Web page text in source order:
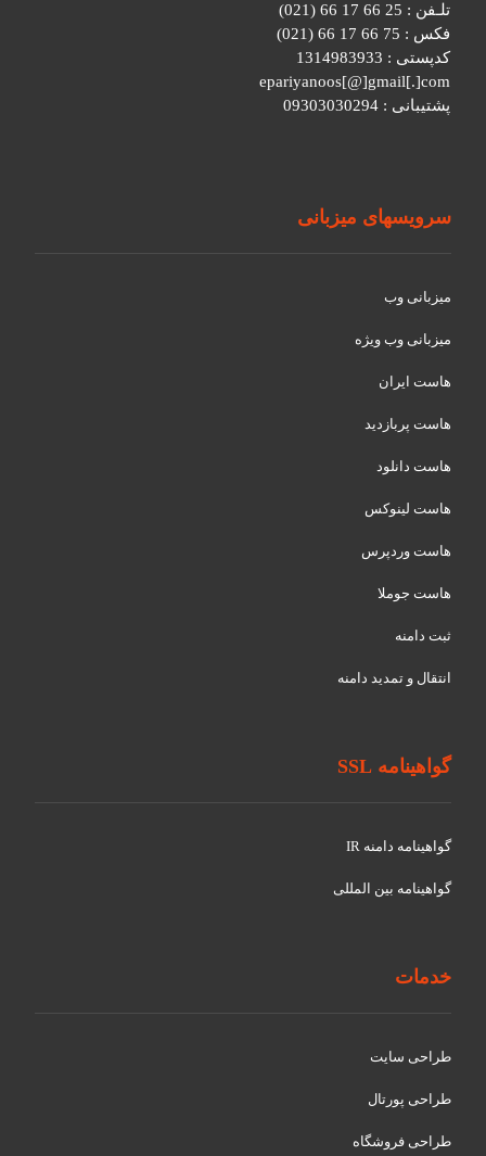
تلـفن : 25 66 17 66 (021)
فکس : 75 66 17 66 (021)
کدپستی : 1314983933
epariyanoos[@]gmail[.]com
پشتیبانی : 09303030294
سرویسهای میزبانی
میزبانی وب
میزبانی وب ویژه
هاست ایران
هاست پربازدید
هاست دانلود
هاست لینوکس
هاست وردپرس
هاست جوملا
ثبت دامنه
انتقال و تمدید دامنه
گواهینامه SSL
گواهينامه دامنه IR
گواهينامه بین المللی
خدمات
طراحی سایت
طراحی پورتال
طراحی فروشگاه